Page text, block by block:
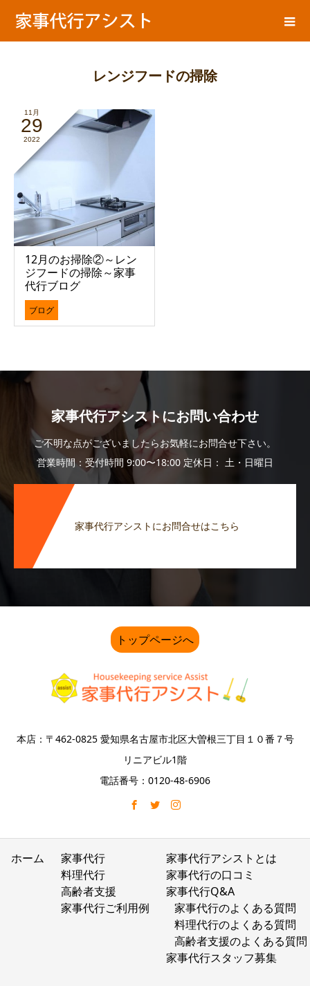
家事代行ブログ
シ
ス
の
レンジフードの掃除
11月
29
2022
12月のお掃除②～レン
ジフードの掃除～家事
代行ブログ
ブログ
家事代行アシストにお問い合わせ
ご不明な点がございましたらお気軽にお問合せ下さい。
営業時間：受付時間 9:00〜18:00 定休日： 土・日曜日
家事代行アシストにお問合せはこちら
トップページへ
本店：〒462-0825 愛知県名古屋市北区大曽根三丁目１０番７号
リニアビル1階
電話番号：0120-48-6906
ホーム
家事代行
料理代行
高齢者支援
家事代行ご利用例
家事代行アシストとは
家事代行の口コミ
家事代行Q&A
家事代行のよくある質問
料理代行のよくある質問
高齢者支援のよくある質問
家事代行スタッフ募集